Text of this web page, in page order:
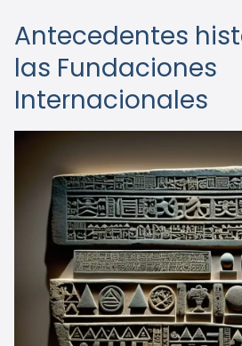
Antecedentes
las Fundaciones
Internacionales